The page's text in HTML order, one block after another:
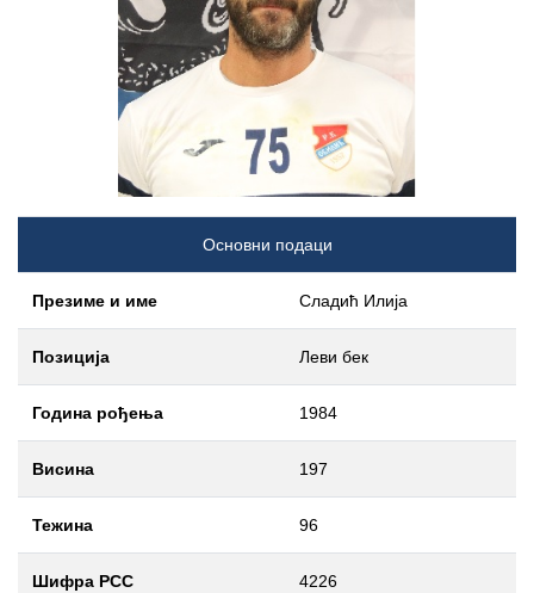
Основни подаци
Презиме и име Сладић Илија
Позиција Леви бек
Година рођења 1984
Висина 197
Тежина 96
Шифра РСС 4226